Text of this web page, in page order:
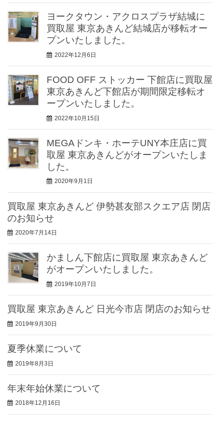
ヨークタウン・アクロスプラザ結城に
買取屋 東京あきんど結城店が移転オー
プンいたしました。
2022年12月6日
FOOD OFF ストッカー 下館店に買取屋
東京あきんど下館店が期間限定移転オ
ープンいたしました。
2022年10月15日
MEGAドンキ・ホーテUNY本庄店に買
取屋 東京あきんどがオープンいたしま
した。
2020年9月1日
買取屋 東京あきんど 伊勢甚友部スクエア店 閉店
のお知らせ
2020年7月14日
かましん下館店に買取屋 東京あきんど
がオープンいたしました。
2019年10月7日
買取屋 東京あきんど 日光今市店 閉店のお知らせ
2019年9月30日
夏季休業について
2019年8月3日
年末年始休業について
2018年12月16日